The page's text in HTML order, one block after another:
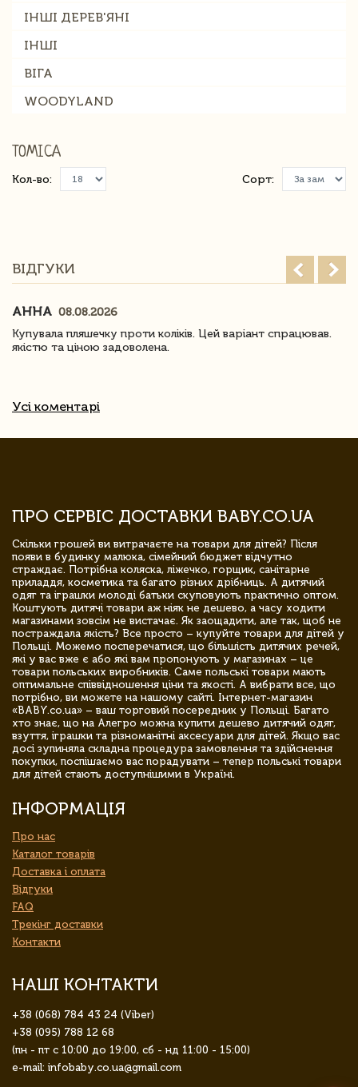
ІНШІ ДЕРЕВ'ЯНІ
ІНШІ
ВІГА
WOODYLAND
TOMICA
Кол-во: Сорт:
ВІДГУКИ
АННА 08.08.2026
Купувала пляшечку проти коліків. Цей варіант спрацював.
якістю та ціною задоволена.
Усі коментарі
ПРО СЕРВІС ДОСТАВКИ BABY.CO.UA
Скільки грошей ви витрачаєте на товари для дітей? Після
появи в будинку малюка, сімейний бюджет відчутно
страждає. Потрібна коляска, ліжечко, горщик, санітарне
приладдя, косметика та багато різних дрібниць. А дитячий
одяг та іграшки молоді батьки скуповують практично оптом.
Коштують дитячі товари аж ніяк не дешево, а часу ходити
магазинами зовсім не вистачає. Як заощадити, але так, щоб не
постраждала якість? Все просто – купуйте товари для дітей у
Польщі. Можемо посперечатися, що більшість дитячих речей,
які у вас вже є або які вам пропонують у магазинах – це
товари польських виробників. Саме польські товари мають
оптимальне співвідношення ціни та якості. А вибрати все, що
потрібно, ви можете на нашому сайті. Інтернет-магазин
«BABY.co.ua» – ваш торговий посередник у Польщі. Багато
хто знає, що на Алегро можна купити дешево дитячий одяг,
взуття, іграшки та різноманітні аксесуари для дітей. Якщо вас
досі зупиняла складна процедура замовлення та здійснення
покупки, поспішаємо вас порадувати – тепер польські товари
для дітей стають доступнішими в Україні.
ІНФОРМАЦІЯ
Про нас
Каталог товарів
Доставка і оплата
Відгуки
FAQ
Трекінг доставки
Контакти
НАШІ КОНТАКТИ
+38 (068) 784 43 24 (Viber)
+38 (095) 788 12 68
(пн - пт с 10:00 до 19:00, сб - нд 11:00 - 15:00)
e-mail: infobaby.co.ua@gmail.com